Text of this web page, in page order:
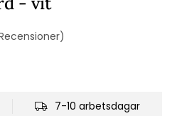
7-10 arbetsdagar